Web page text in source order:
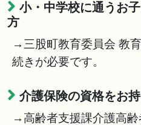
小・中学校に通うお
方
→三股町教育委員会 教
続きが必要です。
介護保険の資格をお
→高齢者支援課介護高